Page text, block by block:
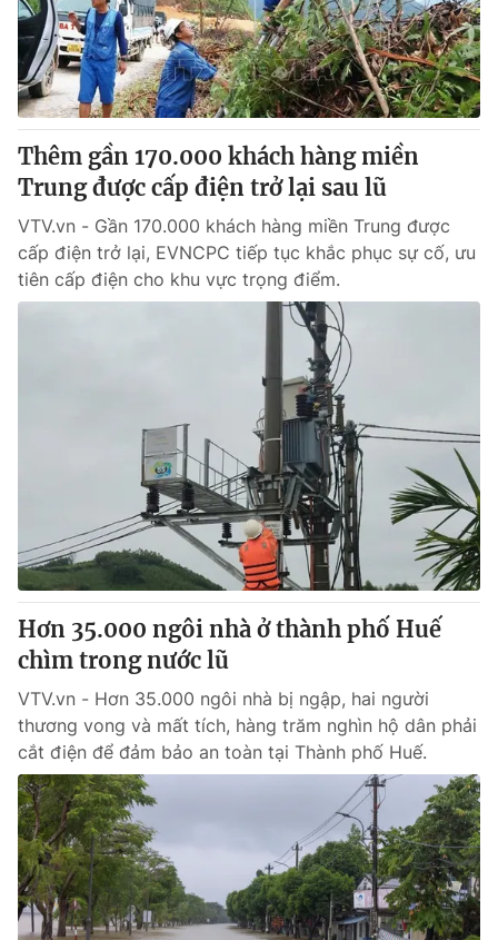
Thêm gần 170.000 khách hàng miền
Trung được cấp điện trở lại sau lũ
VTV.vn - Gần 170.000 khách hàng miền Trung được
cấp điện trở lại, EVNCPC tiếp tục khắc phục sự cố, ưu
tiên cấp điện cho khu vực trọng điểm.
Hơn 35.000 ngôi nhà ở thành phố Huế
chìm trong nước lũ
VTV.vn - Hơn 35.000 ngôi nhà bị ngập, hai người
thương vong và mất tích, hàng trăm nghìn hộ dân phải
cắt điện để đảm bảo an toàn tại Thành phố Huế.